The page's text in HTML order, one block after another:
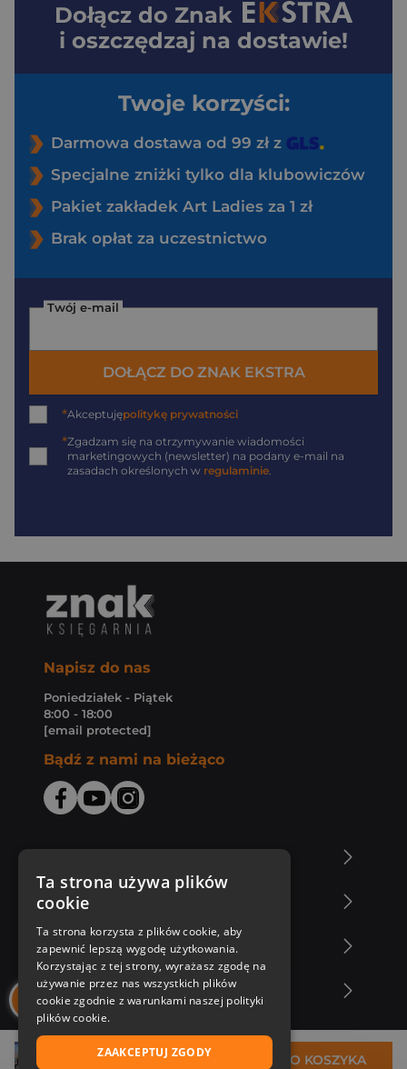
31,89 zł DO KOSZYKA
Dołącz do Znak
i oszczędzaj na dostawie!
Twoje korzyści:
Darmowa dostawa od 99 zł z
Specjalne zniżki tylko dla klubowiczów
Pakiet zakładek Art Ladies za 1 zł
Brak opłat za uczestnictwo
Twój e-mail
DOŁĄCZ DO ZNAK EKSTRA
*Akceptujępolitykę prywatności
*Zgadzam się na otrzymywanie wiadomości
marketingowych (newsletter) na podany e-mail na
zasadach określonych w regulaminie
Napisz do nas
Poniedziałek - Piątek
8:00 - 18:00
[email protected]
Bądź z nami na bieżąco
Zakupy u nas
Nasza oferta
Nasi autorzy
Ta strona używa plików
cookie
Ta strona korzysta z plików cookie, aby
zapewnić lepszą wygodę użytkowania.
Korzystając z tej strony, wyrażasz zgodę na
używanie przez nas wszystkich plików
cookie zgodnie z warunkami naszej polityki
plików cookie.
ZAAKCEPTUJ ZGODY